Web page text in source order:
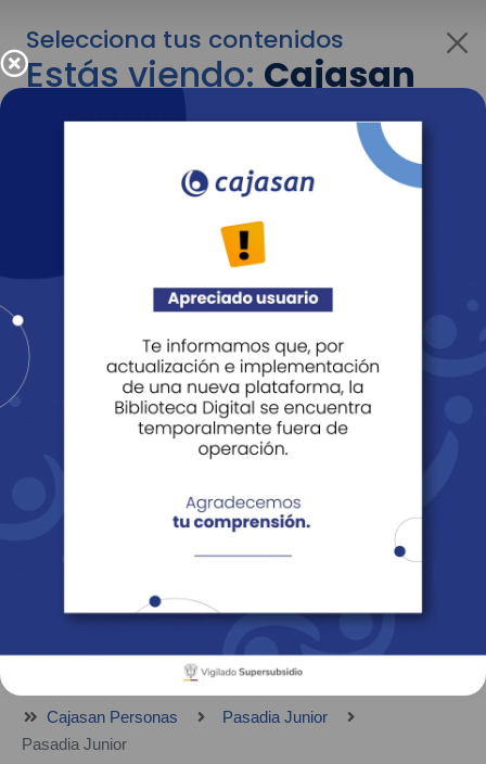
Selecciona tus contenidos
Estás viendo:Cajasan
para personas
Para cambiar al contenido de tu interés más
adelante recuerda utilizar el menú
Entendido
Revista Fácil Vivir
Sedes Directorio Servicios En Línea
Cajasan Personas
Pasadia Junior
Pasadia Junior